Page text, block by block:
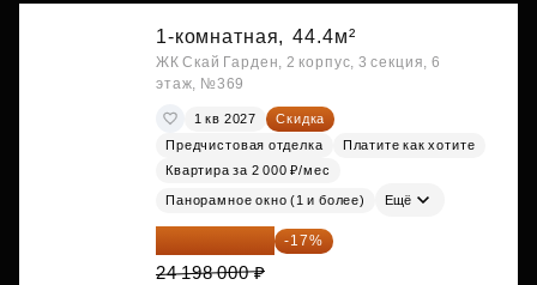
1-комнатная, 44.4м²
ЖК Скай Гарден, 2 корпус, 3 секция, 6
этаж, №369
1 кв 2027
Скидка
Предчистовая отделка
Платите как хотите
Квартира за 2 000 ₽/мес
Панорамное окно (1 и более) Ещё
20 084 340 ₽ -17%
24 198 000 ₽